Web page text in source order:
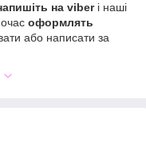
на viberі наші
оформлять
або написати за